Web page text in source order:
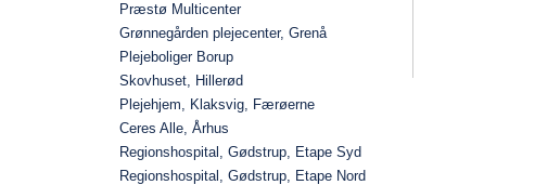
Præstø Multicenter
Grønnegården plejecenter, Grenå
Plejeboliger Borup
Skovhuset, Hillerød
Plejehjem, Klaksvig, Færøerne
Ceres Alle, Århus
Regionshospital, Gødstrup, Etape Syd
Regionshospital, Gødstrup, Etape Nord